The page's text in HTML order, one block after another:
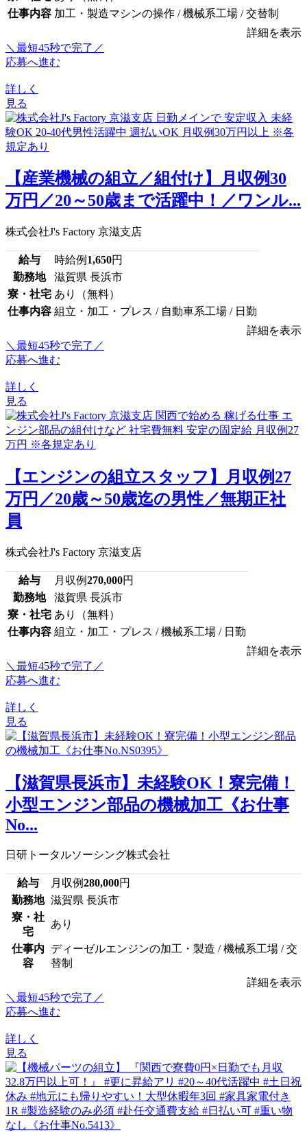
仕事内容 加工・製造マシンの操作 / 機械系工場 / 交替制
詳細を表示
＼最短45秒で完了／
応募へ進む
詳しく
見る
【産業機械の組立／組付け】月収例30
万円／20～50歳まで活躍中！／ワンル...
株式会社J's Factory 京滋支店
給与 時給例 1,650円
勤務地
滋賀県 長浜市
寮・社宅 あり（無料）
仕事内容 組立・加工・プレス / 自動車系工場 / 日勤
詳細を表示
＼最短45秒で完了／
応募へ進む
詳しく
見る
【エンジンの組立スタッフ】月収例27
万円／20歳～50歳迄の男性／無期正社
員
株式会社J's Factory 京滋支店
給与 月収例270,000円
勤務地
滋賀県 長浜市
寮・社宅 あり（無料）
仕事内容 組立・加工・プレス / 機械系工場 / 日勤
詳細を表示
＼最短45秒で完了／
応募へ進む
詳しく
見る
【滋賀県長浜市】未経験OK！寮完備！
小型エンジン部品の機械加工《お仕事
No...
日研トータルソーシング株式会社
給与 月収例280,000円
勤務地 滋賀県 長浜市
寮・社
宅
あり
仕事内
容
ディーゼルエンジンの加工・製造 / 機械系工場 / 交
替制
詳細を表示
＼最短45秒で完了／
応募へ進む
詳しく
見る